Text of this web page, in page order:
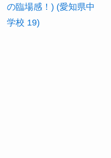
の臨場感！) (愛知県中
学校 19)